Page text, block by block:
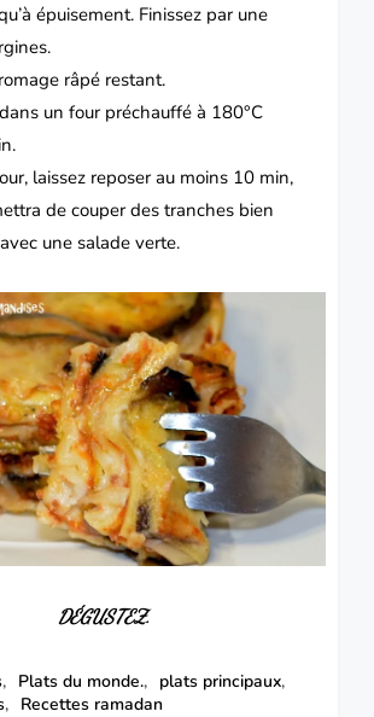
épuisement. Finissez par une
râpé restant.
un four préchauffé à 180°C
laissez reposer au moins 10 min,
de couper des tranches bien
une salade verte.
DÉGUSTEZ.
Plats du monde.
plats principaux
Recettes ramadan